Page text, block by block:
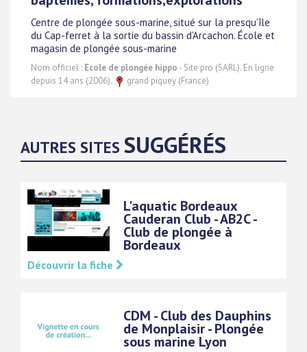
Centre de plongée sous-marine, situé sur la presqu'île
du Cap-ferret à la sortie du bassin d'Arcachon. École et
magasin de plongée sous-marine
Nom officiel : Ecole de plongée hippo - Site pro (SARL). En ligne
depuis 14 ans (2006).
grand piquey (France)
AUTRES SITES SUGGÉRÉS
L'aquatic Bordeaux
Cauderan Club - AB2C -
Club de plongée à
Bordeaux
Découvrir la fiche
CDM - Club des Dauphins
de Monplaisir - Plongée
sous marine Lyon